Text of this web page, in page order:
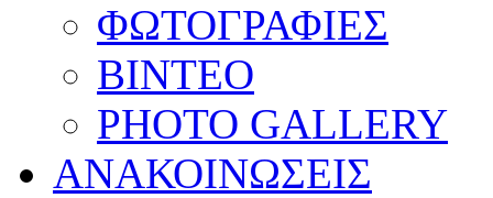
ΦΩΤΟΓΡΑΦΙΕΣ
ΒΙΝΤΕΟ
PHOTO GALLERY
ΑΝΑΚΟΙΝΩΣΕΙΣ